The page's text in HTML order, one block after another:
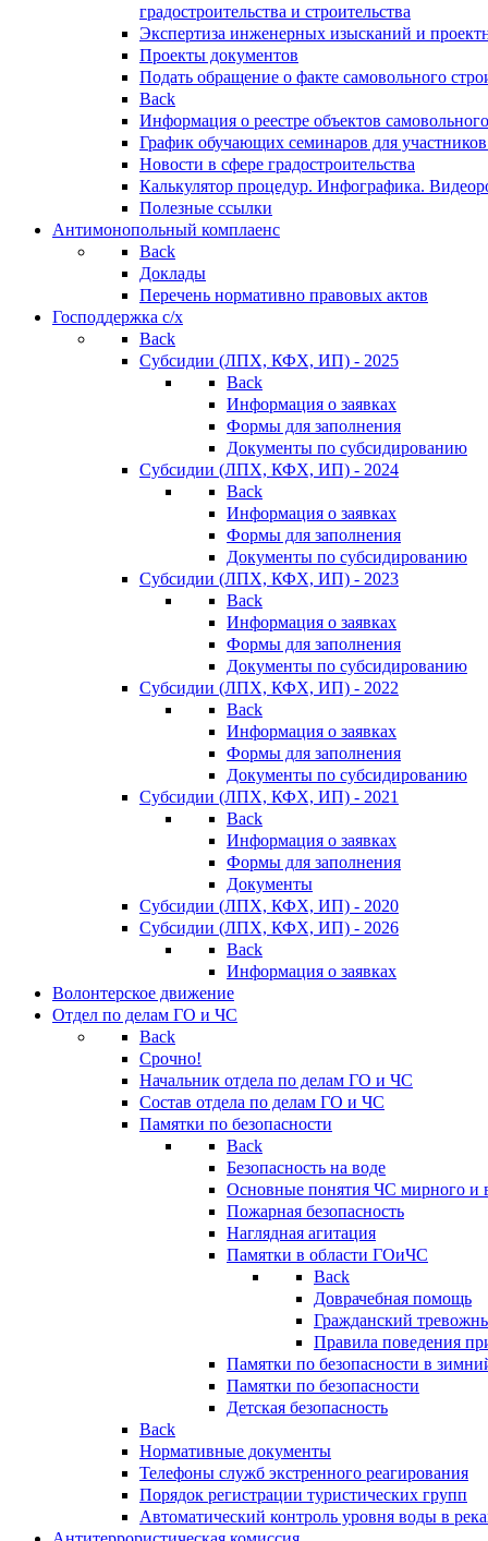
градостроительства и строительства
Экспертиза инженерных изысканий и
Проекты документов
Подать обращение о факте самовольного
Back
Информация о реестре объектов
График обучающих семинаров для участников
Новости в сфере градостроительства
Калькулятор процедур. Инфографика.
Полезные ссылки
Антимонопольный комплаенс
Back
Доклады
Перечень нормативно правовых актов
Господдержка с/х
Back
Субсидии (ЛПХ, КФХ, ИП) - 2025
Back
Информация о заявках
Формы для заполнения
Документы по субсидированию
Субсидии (ЛПХ, КФХ, ИП) - 2024
Back
Информация о заявках
Формы для заполнения
Документы по субсидированию
Субсидии (ЛПХ, КФХ, ИП) - 2023
Back
Информация о заявках
Формы для заполнения
Документы по субсидированию
Субсидии (ЛПХ, КФХ, ИП) - 2022
Back
Информация о заявках
Формы для заполнения
Документы по субсидированию
Субсидии (ЛПХ, КФХ, ИП) - 2021
Back
Информация о заявках
Формы для заполнения
Документы
Субсидии (ЛПХ, КФХ, ИП) - 2020
Субсидии (ЛПХ, КФХ, ИП) - 2026
Back
Информация о заявках
Волонтерское движение
Отдел по делам ГО и ЧС
Back
Срочно!
Начальник отдела по делам ГО и ЧС
Состав отдела по делам ГО и ЧС
Памятки по безопасности
Back
Безопасность на воде
Основные понятия ЧС мирного и
Пожарная безопасность
Наглядная агитация
Памятки в области ГОиЧС
Back
Доврачебная помощь
Гражданский
Правила поведения
Памятки по безопасности в
Памятки по безопасности
Детская безопасность
Back
Нормативные документы
Телефоны служб экстренного реагирования
Порядок регистрации туристических групп
Автоматический контроль уровня воды в